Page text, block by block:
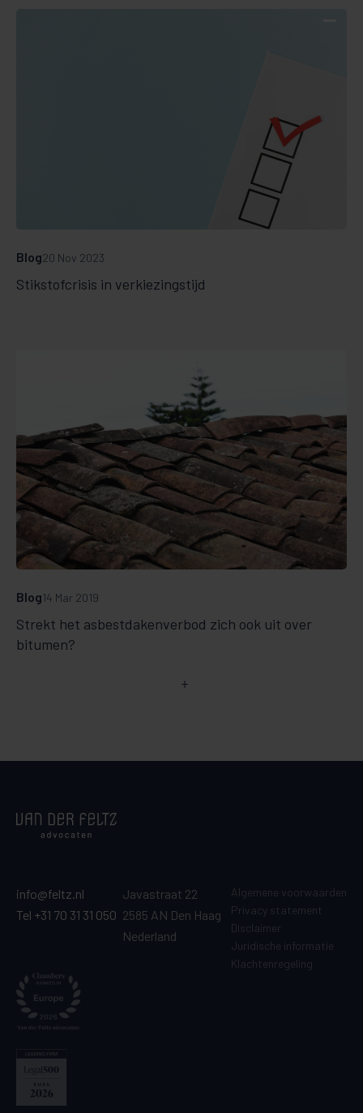
Stikstofcrisis in verkiezingstijd
Blog20 Nov 2023
Strekt het asbestdakenverbod zich ook uit over
bitumen?
Blog14 Mar 2019
info@feltz.nl
Tel +31 70 31 31 050
Javastraat 22
2585 AN Den Haag
Nederland
Algemene voorwaarden
Privacy statement
Disclaimer
Juridische informatie
Klachtenregeling